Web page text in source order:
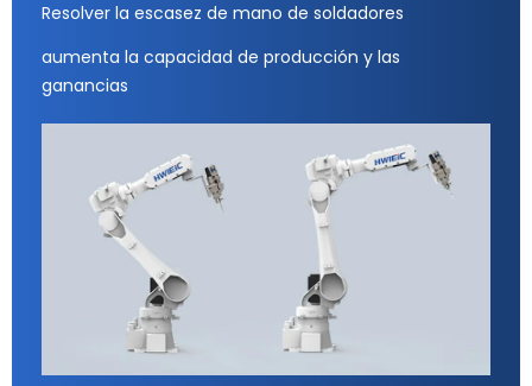
Resolver la escasez de mano de soldadores
aumenta la capacidad de producción y las
ganancias